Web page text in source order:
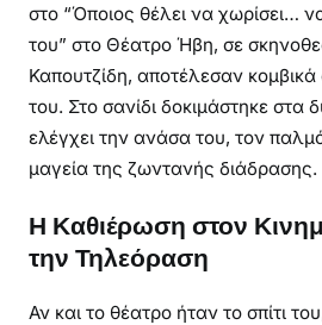
στο “Όποιος θέλει να χωρίσει…
του” στο Θέατρο Ήβη, σε
Καπουτζίδη, αποτέλεσαν κομβικά
του. Στο σανίδι δοκιμάστηκε στα
ελέγχει την ανάσα του, τον
μαγεία της ζωντανής διάδρασης.
Η Καθιέρωση στον
την Τηλεόραση
Αν και το θέατρο ήταν το σπίτι